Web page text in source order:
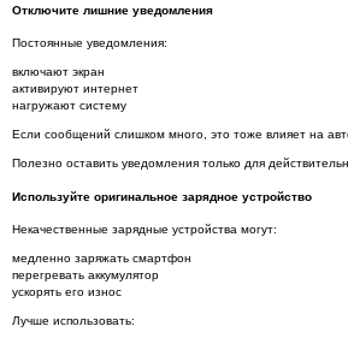
Отключите лишние уведомления
Постоянные уведомления:
включают экран
активируют интернет
нагружают систему
Если сообщений слишком много, это тоже влияет на
Полезно оставить уведомления только для
Используйте оригинальное зарядное устройство
Некачественные зарядные устройства могут:
медленно заряжать смартфон
перегревать аккумулятор
ускорять его износ
Лучше использовать: